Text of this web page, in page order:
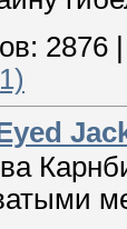
2876